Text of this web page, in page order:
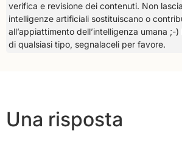
verifica e revisione dei contenuti. Non
intelligenze artificiali sostituiscano o
all’appiattimento dell’intelligenza umana ;-
di qualsiasi tipo, segnalaceli per favore.
Una risposta